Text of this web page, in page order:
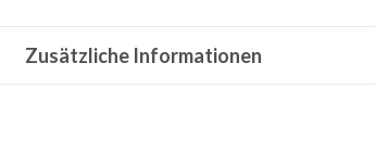
Zusätzliche Informationen